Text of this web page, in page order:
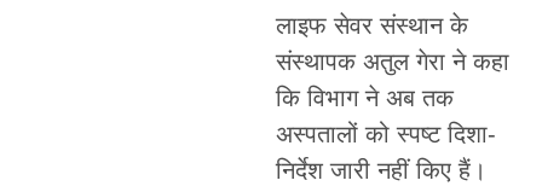
लाइफ सेवर संस्थान के
संस्थापक अतुल गेरा ने कहा
कि विभाग ने अब तक
अस्पतालों को स्पष्ट दिशा-
निर्देश जारी नहीं किए हैं।